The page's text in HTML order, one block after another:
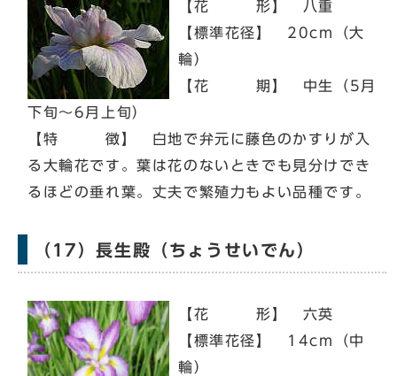
【花 形】 八重
【標準花径】 20cm（大
輪）
【花 期】 中生（5月
下旬～6月上旬）
【特 徴】 白地で弁元に藤色のかすりが入
る大輪花です。葉は花のないときでも見分けでき
るほどの垂れ葉。丈夫で繁殖力もよい品種です。
（17）長生殿（ちょうせいでん）
【花 形】 六英
【標準花径】 14cm（中
輪）